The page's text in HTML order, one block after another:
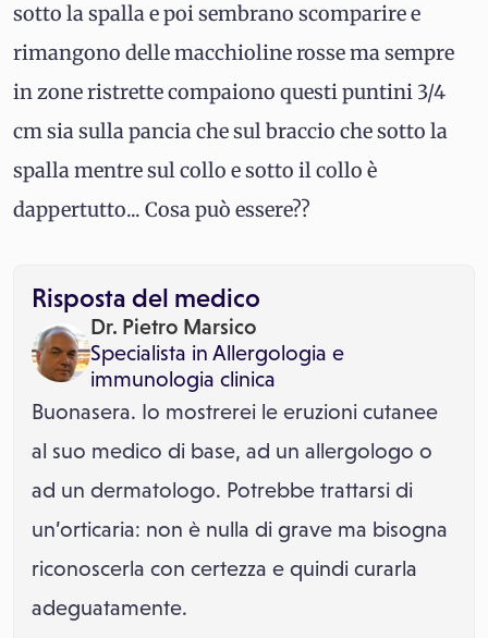
sotto la spalla e poi sembrano scomparire e
rimangono delle macchioline rosse ma sempre
in zone ristrette compaiono questi puntini 3/4
cm sia sulla pancia che sul braccio che sotto la
spalla mentre sul collo e sotto il collo è
dappertutto... Cosa può essere??
Risposta del medico
Dr. Pietro Marsico
Specialista in Allergologia e
immunologia clinica
Buonasera. Io mostrerei le eruzioni cutanee
al suo medico di base, ad un allergologo o
ad un dermatologo. Potrebbe trattarsi di
un’orticaria: non è nulla di grave ma bisogna
riconoscerla con certezza e quindi curarla
adeguatamente.